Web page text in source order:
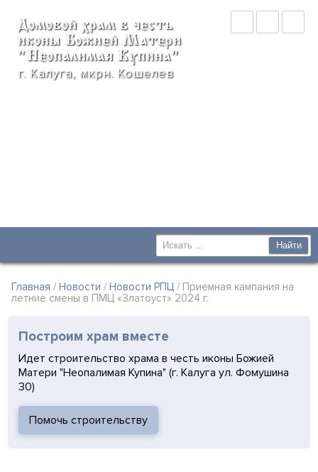
Домовой храм в честь
иконы Божией Матери
"Неопалимая Купина"
г. Калуга, мкрн. Кошелев
Главная /Новости /Новости РПЦ / Приемная кампания на
летние смены в ПМЦ «Златоуст» 2024 г.
Построим храм вместе
Идет строительство храма в честь иконы Божией
Матери "Неопалимая Купина" (г. Калуга ул. Фомушина
30)
Помочь строительству